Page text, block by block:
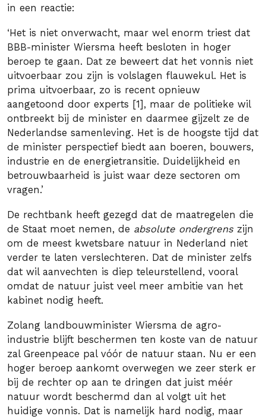
in een reactie:
‘Het is niet onverwacht, maar wel enorm triest dat
BBB-minister Wiersma heeft besloten in hoger
beroep te gaan. Dat ze beweert dat het vonnis niet
uitvoerbaar zou zijn is volslagen flauwekul. Het is
prima uitvoerbaar, zo is recent opnieuw
aangetoond door experts [1], maar de politieke wil
ontbreekt bij de minister en daarmee gijzelt ze de
Nederlandse samenleving. Het is de hoogste tijd dat
de minister perspectief biedt aan boeren, bouwers,
industrie en de energietransitie. Duidelijkheid en
betrouwbaarheid is juist waar deze sectoren om
vragen.’
De rechtbank heeft gezegd dat de maatregelen die
de Staat moet nemen, de absolute ondergrenszijn
om de meest kwetsbare natuur in Nederland niet
verder te laten verslechteren. Dat de minister zelfs
dat wil aanvechten is diep teleurstellend, vooral
omdat de natuur juist veel meer ambitie van het
kabinet nodig heeft.
Zolang landbouwminister Wiersma de agro-
industrie blijft beschermen ten koste van de natuur
zal Greenpeace pal vóór de natuur staan. Nu er een
hoger beroep aankomt overwegen we zeer sterk er
bij de rechter op aan te dringen dat juist méér
natuur wordt beschermd dan al volgt uit het
huidige vonnis. Dat is namelijk hard nodig, maar